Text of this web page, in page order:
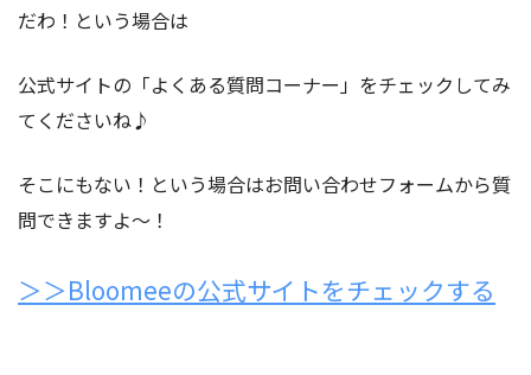
だわ！という場合は
公式サイトの「よくある質問コーナー」をチェックしてみ
てくださいね♪
そこにもない！という場合はお問い合わせフォームから質
問できますよ〜！
＞＞Bloomeeの公式サイトをチェックする